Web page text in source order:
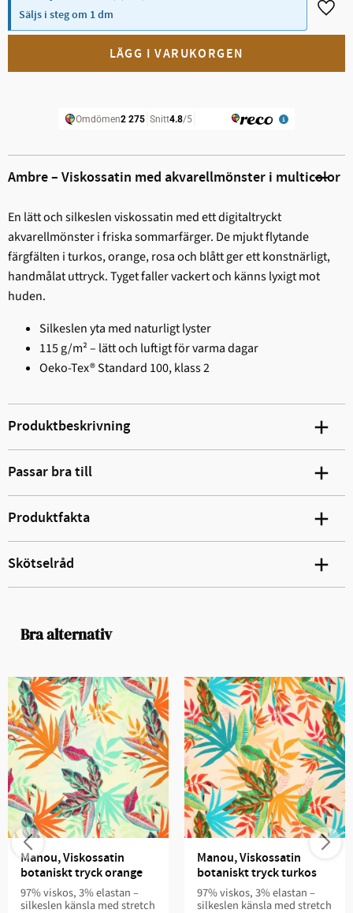
Säljs i steg om 1 dm
Ambre – Viskossatin med akvarellmönster i multicolor
En lätt och silkeslen viskossatin med ett digitaltryckt
akvarellmönster i friska sommarfärger. De mjukt flytande
färgfälten i turkos, orange, rosa och blått ger ett konstnärligt,
handmålat uttryck. Tyget faller vackert och känns lyxigt mot
huden.
Silkeslen yta med naturligt lyster
115 g/m² – lätt och luftigt för varma dagar
Oeko-Tex® Standard 100, klass 2
Produktbeskrivning
Passar bra till
Produktfakta
Skötselråd
Bra alternativ
Manou, Viskossatin
botaniskt tryck orange
97% viskos, 3% elastan –
silkeslen känsla med stretch
Manou, Viskossatin
botaniskt tryck turkos
97% viskos, 3% elastan –
silkeslen känsla med stretch